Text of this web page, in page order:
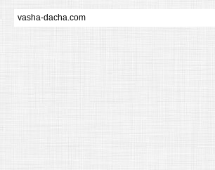
vasha-dacha.com